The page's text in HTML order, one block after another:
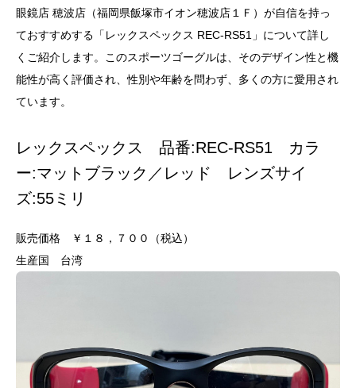
眼鏡店 穂波店（福岡県飯塚市イオン穂波店１Ｆ）が自信を持っ
ておすすめする「レックスペックス REC-RS51」について詳し
くご紹介します。このスポーツゴーグルは、そのデザイン性と機
能性が高く評価され、性別や年齢を問わず、多くの方に愛用され
ています。
レックスペックス 品番:REC-RS51 カラ
ー:マットブラック／レッド レンズサイ
ズ:55ミリ
販売価格 ￥１８，７００（税込）
生産国 台湾